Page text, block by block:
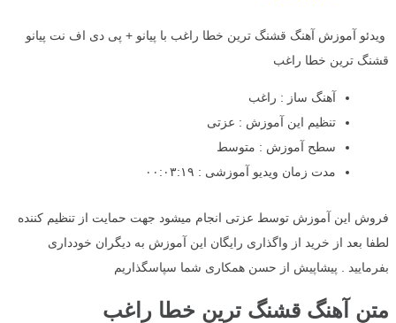
ویدئو آموزش آهنگ قشنگ ترین خطا راغب با پیانو + پی دی اف نت پیانو
قشنگ ترین خطا راغب
آهنگ ساز : راغب
تنظیم این آموزش : عزتی
سطح آموزش : متوسط
مدت زمان ویدیو آموزشی : ۰۰:۰۳:۱۹
فروش این آموزش توسط عزتی انجام میشود جهت حمایت از تنظیم کننده
لطفا بعد از خرید از واگذاری رایگان این آموزش به دیگران خودداری
بفرمایید . پیشاپیش از حسن همکاری شما سپاسگذاریم
متن آهنگ قشنگ ترین خطا راغب